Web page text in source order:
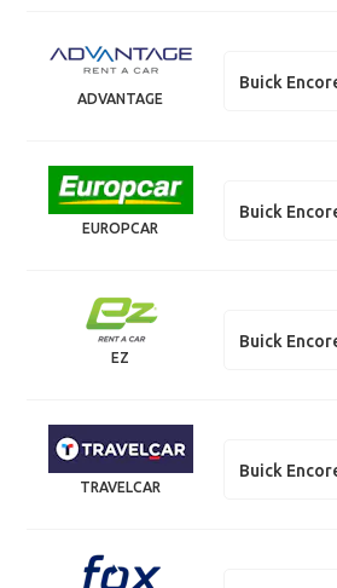
ADVANTAGE
Buick
EUROPCAR
Buick
EZ
Buick
TRAVELCAR
Buick